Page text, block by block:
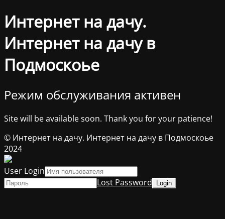
Интернет на дачу.
Интернет на дачу в
Подмоскоье
Режим обслуживания активен
Site will be available soon. Thank you for your patience!
© Интернет на дачу. Интернет на дачу в Подмоскоье
2024
User Login
Lost Password